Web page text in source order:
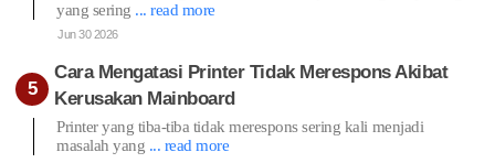
yang sering ... read more
Jun 30 2026
Cara Mengatasi Printer Tidak Merespons Akibat
Kerusakan Mainboard
Printer yang tiba-tiba tidak merespons sering kali menjadi
masalah yang ... read more